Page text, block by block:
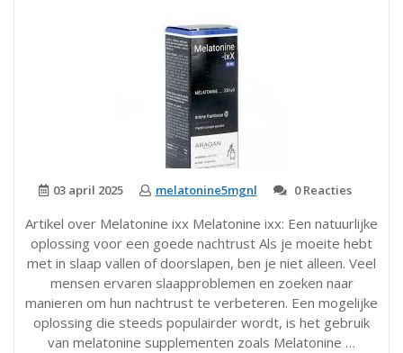
03 april 2025 melatonine5mgnl 0 Reacties
Artikel over Melatonine ixx Melatonine ixx: Een natuurlijke
oplossing voor een goede nachtrust Als je moeite hebt
met in slaap vallen of doorslapen, ben je niet alleen. Veel
mensen ervaren slaapproblemen en zoeken naar
manieren om hun nachtrust te verbeteren. Een mogelijke
oplossing die steeds populairder wordt, is het gebruik
van melatonine supplementen zoals Melatonine …